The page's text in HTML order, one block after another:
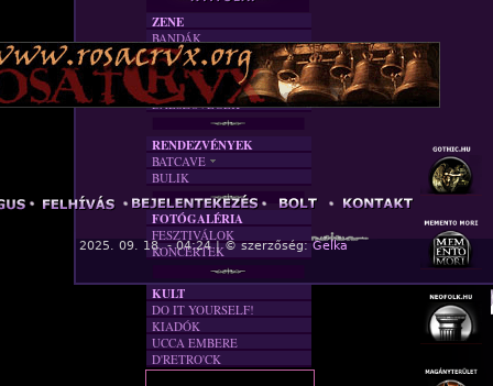
2025. 09. 18. - 04:24 | © szerzőség:Gelka «
ZENE
BANDÁK
DVD
INTERJÚK
FORDÍTÁSOK
DALSZÖVEGEK
RENDEZVÉNYEK
BATCAVE
AKTUÁLIS
A MÚLT
BULIK
FOTÓGALÉRIA
FESZTIVÁLOK
KONCERTEK
KULT
DO IT YOURSELF!
KIADÓK
UCCA EMBERE
D'RETRO'CK